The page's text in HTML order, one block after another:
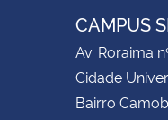
CAMPUS
Av. Roraima
Cidade
Bairro